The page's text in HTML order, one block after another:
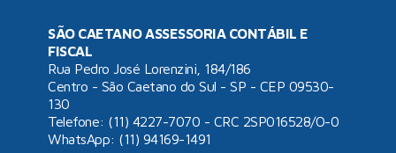
SÃO CAETANO ASSESSORIA CONTÁBIL E
FISCAL
Rua Pedro José Lorenzini, 184/186
Centro - São Caetano do Sul - SP - CEP 09530-
130
Telefone: (11) 4227-7070 - CRC 2SP016528/O-0
WhatsApp: (11) 94169-1491